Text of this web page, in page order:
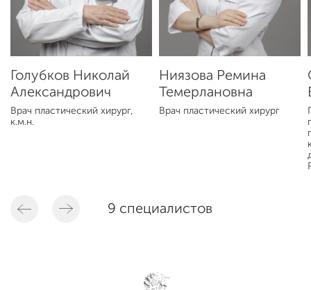
Голубков Николай
Александрович
Врач пластический хирург,
к.м.н.
Ниязова Ремина
Темерлановна
Врач пластический хирург
9 специалистов